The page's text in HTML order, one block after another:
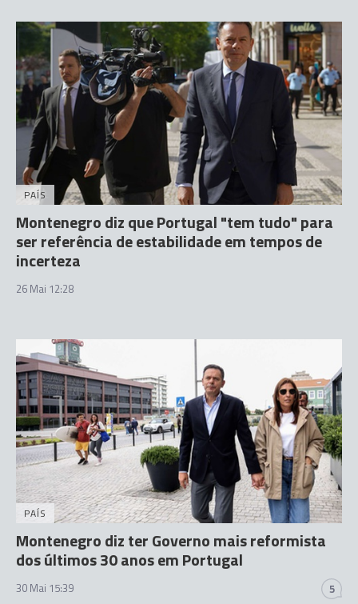
PAÍS
Montenegro diz que Portugal "tem tudo" para
ser referência de estabilidade em tempos de
incerteza
26 Mai 12:28
PAÍS
Montenegro diz ter Governo mais reformista
dos últimos 30 anos em Portugal
30 Mai 15:39 5